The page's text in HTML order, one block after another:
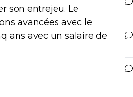
son entrejeu. Le
avancées avec le
ans avec un salaire de